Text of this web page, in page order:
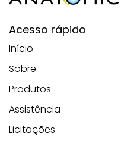
Acesso rápido
Início
Sobre
Produtos
Assistência
Licitações